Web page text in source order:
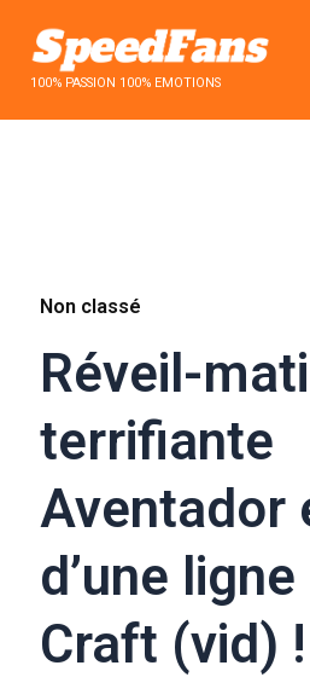
contenu100% PASSION 100% EMOTIONS
Non classé
Réveil-
terrifiante
Aventador
d’une
Craft (vid) !